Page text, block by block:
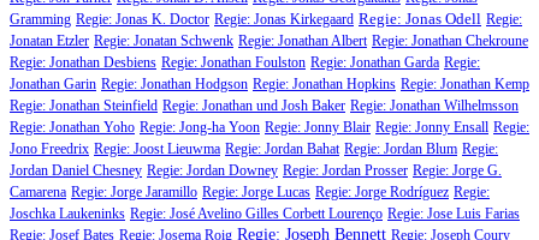
Gramming Regie: Jonas K. Doctor Regie: Jonas Kirkegaard Regie: Jonas Odell Regie:
Jonatan Etzler Regie: Jonatan Schwenk Regie: Jonathan Albert Regie: Jonathan Chekroune
Regie: Jonathan Desbiens Regie: Jonathan Foulston Regie: Jonathan Garda Regie:
Jonathan Garin Regie: Jonathan Hodgson Regie: Jonathan Hopkins Regie: Jonathan Kemp
Regie: Jonathan Steinfield Regie: Jonathan und Josh Baker Regie: Jonathan Wilhelmsson
Regie: Jonathan Yoho Regie: Jong-ha Yoon Regie: Jonny Blair Regie: Jonny Ensall Regie:
Jono Freedrix Regie: Joost Lieuwma Regie: Jordan Bahat Regie: Jordan Blum Regie:
Jordan Daniel Chesney Regie: Jordan Downey Regie: Jordan Prosser Regie: Jorge G.
Camarena Regie: Jorge Jaramillo Regie: Jorge Lucas Regie: Jorge Rodríguez Regie:
Joschka Laukeninks Regie: José Avelino Gilles Corbett Lourenço Regie: Jose Luis Farias
Regie: Josef Bates Regie: Josema Roig Regie: Joseph Bennett Regie: Joseph Coury